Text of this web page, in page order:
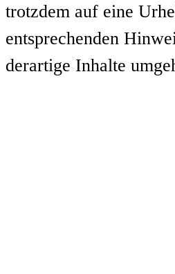
trotzdem auf eine
entsprechenden
derartige Inhalte